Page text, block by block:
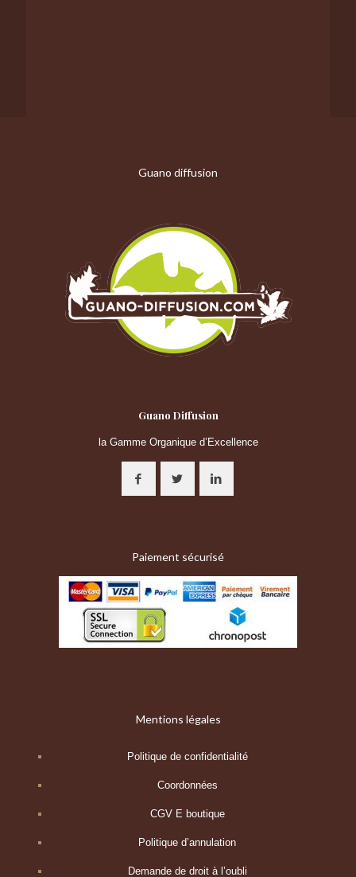
Guano diffusion
Guano Diffusion
la Gamme Organique d’Excellence
Paiement sécurisé
Mentions légales
Politique de confidentialité
Coordonnées
CGV E boutique
Politique d’annulation
Demande de droit à l’oubli